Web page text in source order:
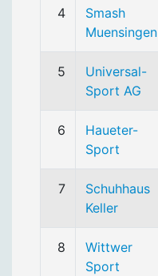
4
Smash
Muensingen
5
Universal-
Sport AG
6
Haueter-
Sport
7
Schuhhaus
Keller
8
Wittwer
Sport